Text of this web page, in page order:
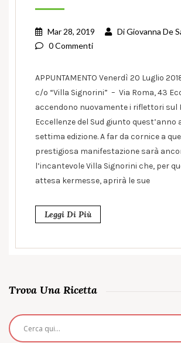
Mar 28, 2019 DiGiovanna De
0 Commenti
APPUNTAMENTO Venerdì 20 Luglio
c/o “Villa Signorini” – Via Roma, 43
accendono nuovamente i riflettori sul
Eccellenze del Sud giunto quest’anno
settima edizione. A far da cornice a
prestigiosa manifestazione sarà
l’incantevole Villa Signorini che, per
attesa kermesse, aprirà le sue
Leggi Di Più
Trova Una Ricetta